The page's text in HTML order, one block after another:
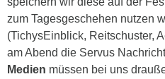
zum Tagesgeschehen nutzen
(TichysEinblick, Reitschuster,
am Abend die Servus
Medien müssen bei uns